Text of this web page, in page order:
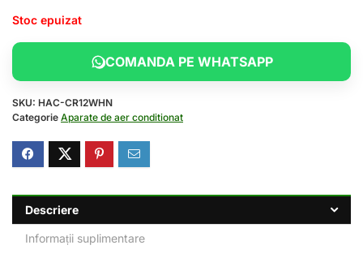
Stoc epuizat
COMANDA PE WHATSAPP
SKU: HAC-CR12WHN
Categorie Aparate de aer conditionat
Descriere
Informații suplimentare